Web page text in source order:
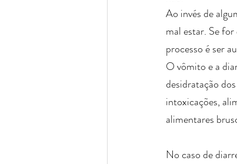
Ao invés de
mal estar. Se
processo é ser
O vômito e a
desidratação
intoxicações,
alimentares
No caso de